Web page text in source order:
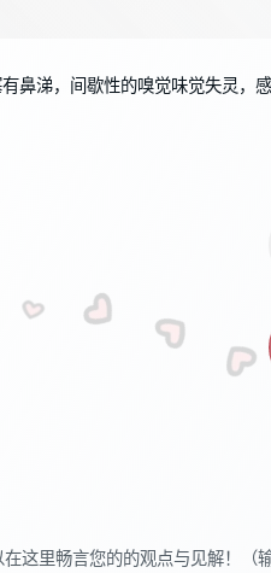
鼻涕，间歇性的嗅觉味觉失灵，感
这里畅言您的的观点与见解！（